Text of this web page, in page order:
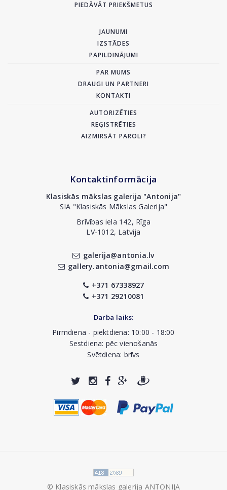
PIEDĀVĀT PRIEKŠMETUS
JAUNUMI
IZSTĀDES
PAPILDINĀJUMI
PAR MUMS
DRAUGI UN PARTNERI
KONTAKTI
AUTORIZĒTIES
REĢISTRĒTIES
AIZMIRSĀT PAROLI?
Kontaktinformācija
Klasiskās mākslas galerija "Antonija"
SIA "Klasiskās Mākslas Galerija"
Brīvības iela 142, Rīga
LV-1012, Latvija
galerija@antonia.lv
gallery.antonia@gmail.com
+371 67338927
+371 29210081
Darba laiks:
Pirmdiena - piektdiena: 10:00 - 18:00
Sestdiena: pēc vienošanās
Svētdiena: brīvs
© Klasiskās mākslas galerija ANTONIJA